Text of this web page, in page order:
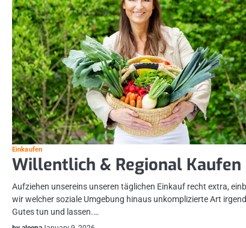
Einkaufen
Willentlich & Regional Kaufen
Aufziehen unsereins unseren täglichen Einkauf recht extra,
wir welcher soziale Umgebung hinaus unkomplizierte Art
Gutes tun und lassen.…